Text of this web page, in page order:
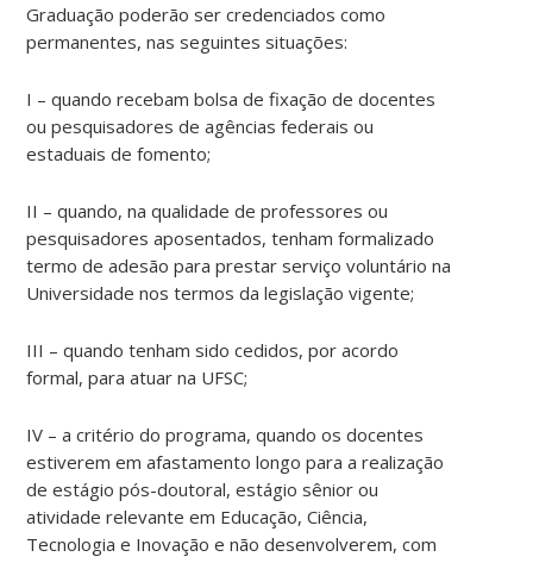
Graduação poderão ser credenciados como
permanentes, nas seguintes situações:
I – quando recebam bolsa de fixação de docentes
ou pesquisadores de agências federais ou
estaduais de fomento;
II – quando, na qualidade de professores ou
pesquisadores aposentados, tenham formalizado
termo de adesão para prestar serviço voluntário na
Universidade nos termos da legislação vigente;
III – quando tenham sido cedidos, por acordo
formal, para atuar na UFSC;
IV – a critério do programa, quando os docentes
estiverem em afastamento longo para a realização
de estágio pós-doutoral, estágio sênior ou
atividade relevante em Educação, Ciência,
Tecnologia e Inovação e não desenvolverem, com